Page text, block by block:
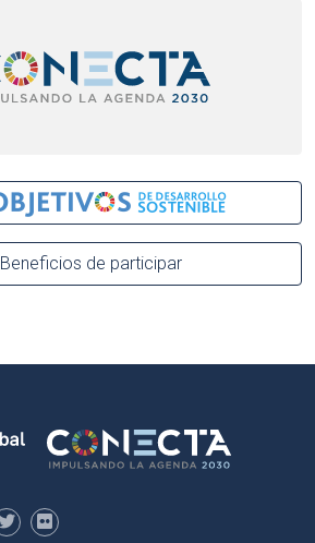
Beneficios de participar